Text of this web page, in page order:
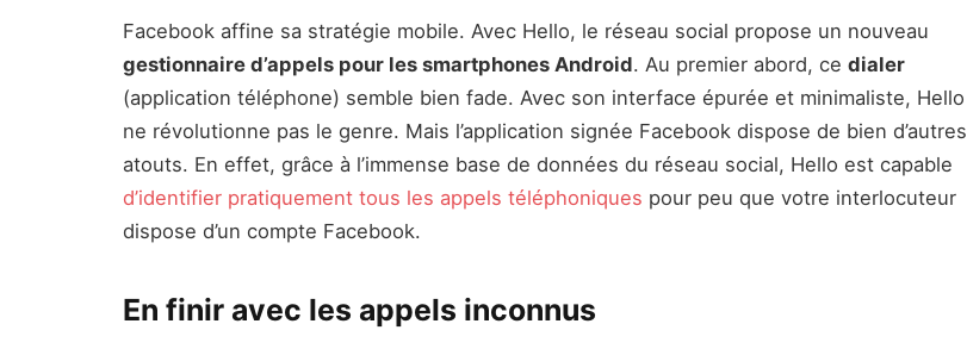
Facebook affine sa stratégie mobile. Avec Hello, le réseau social propose un nouveau
gestionnaire d’appels pour les smartphones Android. Au premier abord, ce dialer
(application téléphone) semble bien fade. Avec son interface épurée et minimaliste, Hello
ne révolutionne pas le genre. Mais l’application signée Facebook dispose de bien d’autres
atouts. En effet, grâce à l’immense base de données du réseau social, Hello est capable
d’identifier pratiquement tous les appels téléphoniques pour peu que votre interlocuteur
dispose d’un compte Facebook.
En finir avec les appels inconnus